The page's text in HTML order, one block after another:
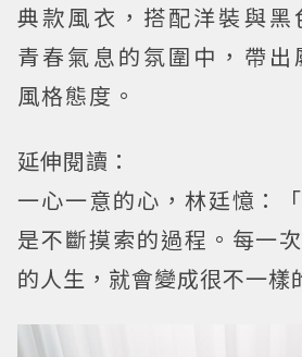
典款風衣，搭配洋裝與黑
青春氣息的氛圍中，帶
風格態度。
延伸閱讀：
一心一意的心，林廷憶：
是不斷摸索的過程。每一
的人生，就會變成很不一樣